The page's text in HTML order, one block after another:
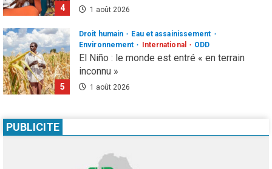
4 1 août 2026
5
Droit humain
Eau et assainissement
Environnement
International ODD
El Niño : le monde est entré « en terrain
inconnu »
1 août 2026
l’alarme : le spectre d’une guerre nucléaire
refait surface
7 août 2026
PUBLICITE